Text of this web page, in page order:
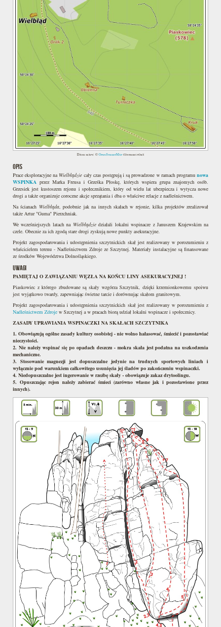
Dane mapy: © OpenStreetMap contributors
OPIS
Prace eksploracyjne na Wielbłądzie cały czas postępują i są prowadzone w ramach programunowa
WSPINKA przez Marka Freusa i Grześka Płoskę, których wspiera grupa znajomych osób.
Grzesiek jest kustoszem rejonu i społecznikiem, który od wielu lat ubezpiecza i wytycza nowe
drogi a także organizuje coroczne akcje sprzątania i dba o właściwe relacje z nadleśnictwem.
Na ścianach Wielbłąda, podobnie jak na innych skałach w rejonie, kilka projektów zrealizował
także Artur "Guma" Pierzchniak.
We wcześniejszych latach na Wielbłądziedziałali lokalni wspinacze z Januszem Krajewskim na
czele. Obecnie za ich zgodą stare drogi zyskują nowe punkty asekuracyjne.
Projekt zagospodarowania i udostępnienia szczytnickich skał jest realizowany w porozumieniu z
właścicielem terenu - Nadleśnictwem Zdroje ze Szczytnej. Materiały instalacyjne są finansowane
ze środków Województwa Dolnośląskiego.
UWAGI
PAMIĘTAJ O ZAWIĄZANIU WĘZŁA NA KOŃCU LINY ASEKURACYJNEJ !
Piaskowiec z którego zbudowane są skały wzgórza Szczytnik, dzięki krzemionkowemu spoiwu
jest wyjątkowo twardy, zapewniając świetne tarcie i dorównując skałom granitowym.
Projekt zagospodarowania i udostępnienia szczytnickich skał jest realizowany w porozumieniu z
Nadleśnictwem Zdroje w Szczytnej a w pracach biorą udział lokalni wspinacze i społecznicy.
ZASADY UPRAWIANIA WSPINACZKI NA SKAŁACH SZCZYTNIKA
1. Obowiązują ogólne zasady kultury osobistej - nie wolno hałasować, śmiecić i pozostawiać
nieczystości.
2. Nie należy wspinać się po opadach deszczu - mokra skała jest podatna na uszkodzenia
mechaniczne.
3. Stosowanie magnezji jest dopuszczalne jedynie na trudnych sportowych liniach i
wyłącznie pod warunkiem całkowitego usunięcia jej śladów po zakończeniu wspinaczki.
4. Niedopuszczalne jest ingerowanie w rzeźbę skały - obowiązuje zakaz drytoolingu.
5. Opuszczając rejon należy zabierać śmieci (zarówno własne jak i pozostawione przez
innych).